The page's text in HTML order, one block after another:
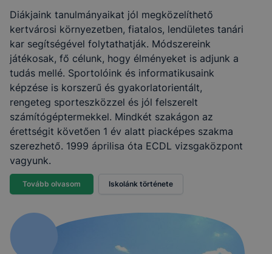
Diákjaink tanulmányaikat jól megközelíthető
kertvárosi környezetben, fiatalos, lendületes tanári
kar segítségével folytathatják. Módszereink
játékosak, fő célunk, hogy élményeket is adjunk a
tudás mellé. Sportolóink és informatikusaink
képzése is korszerű és gyakorlatorientált,
rengeteg sporteszközzel és jól felszerelt
számítógéptermekkel. Mindkét szakágon az
érettségit követően 1 év alatt piacképes szakma
szerezhető. 1999 áprilisa óta ECDL vizsgaközpont
vagyunk.
Tovább olvasom Iskolánk története